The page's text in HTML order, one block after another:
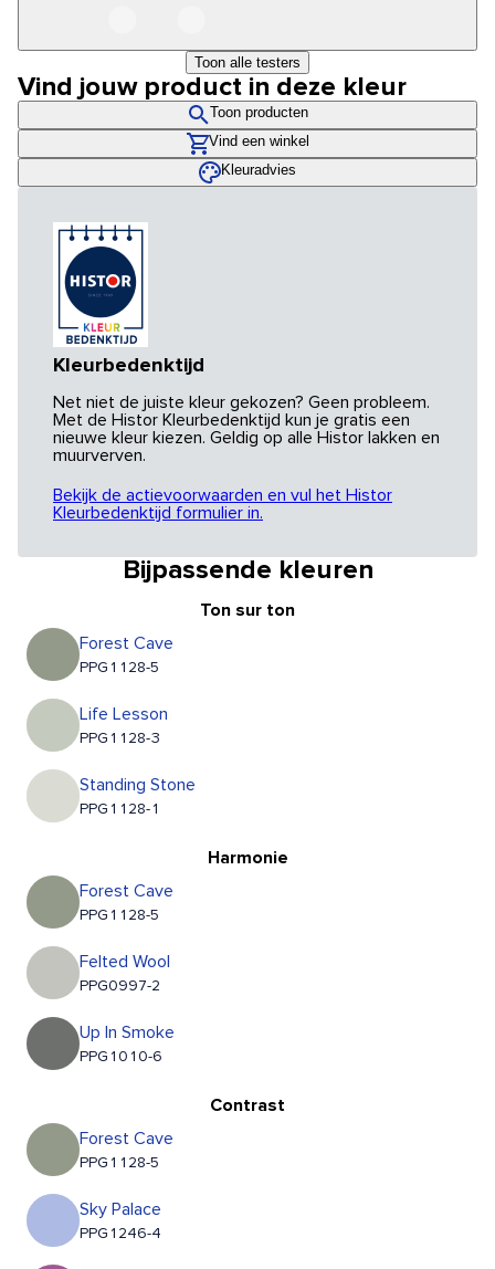
Toon alle testers
Vind jouw product in deze kleur
Toon producten
Vind een winkel
Kleuradvies
Kleurbedenktijd
Net niet de juiste kleur gekozen? Geen probleem.
Met de Histor Kleurbedenktijd kun je gratis een
nieuwe kleur kiezen. Geldig op alle Histor lakken en
muurverven.
Bekijk de actievoorwaarden en vul het Histor
Kleurbedenktijd formulier in.
Bijpassende kleuren
Ton sur ton
Forest Cave
PPG1128-5
Life Lesson
PPG1128-3
Standing Stone
PPG1128-1
Harmonie
Forest Cave
PPG1128-5
Felted Wool
PPG0997-2
Up In Smoke
PPG1010-6
Contrast
Forest Cave
PPG1128-5
Sky Palace
PPG1246-4